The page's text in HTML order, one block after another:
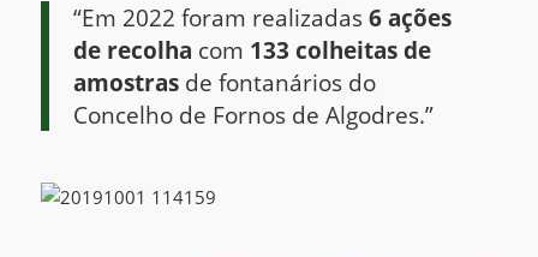
“Em 2022 foram realizadas 6 ações
de recolha com 133 colheitas de
amostrasde fontanários do
Concelho de Fornos de Algodres.”